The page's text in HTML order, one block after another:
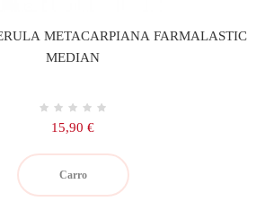
METACARPIANA FARMALASTIC
MEDIAN
Precio
15,90 €
Carro